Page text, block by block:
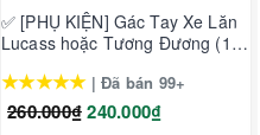
✅ [PHỤ KIỆN] Gác Tay Xe Lăn
Lucass hoặc Tương Đương (1
★★★★★ | Đã bán 99+
260.000₫240.000₫